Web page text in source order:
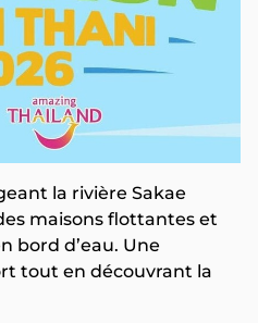
la rivière Sakae
maisons flottantes et
bord d’eau. Une
tout en découvrant la